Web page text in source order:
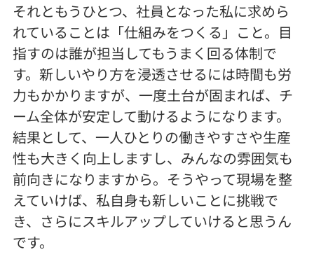
それともうひとつ、社員となった私に求めら
れていることは「仕組みをつくる」こと。目
指すのは誰が担当してもうまく回る体制で
す。新しいやり方を浸透させるには時間も労
力もかかりますが、一度土台が固まれば、チ
ーム全体が安定して動けるようになります。
結果として、一人ひとりの働きやすさや生産
性も大きく向上しますし、みんなの雰囲気も
前向きになりますから。そうやって現場を整
えていけば、私自身も新しいことに挑戦で
き、さらにスキルアップしていけると思うん
です。